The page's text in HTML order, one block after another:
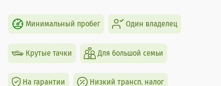
Минимальный пробег Один владелец
Крутые тачки Для большой семьи
На гарантии Низкий трансп. налог